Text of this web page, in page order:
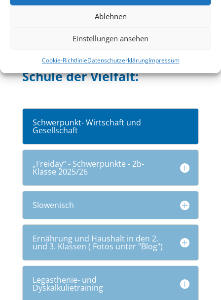
Ablehnen
Einstellungen ansehen
Cookie-RichtlinieDatenschutzerklärungImpressum
Die Mittelschule 13 ist eine
Schule der Vielfalt:
Schwerpunkt- Wirtschaft und
Gesellschaft
„Freiday“ - Schwerpunkte - 2b-
Klasse 2025/26
Slowenisch
Ernährung und Haushalt in den 2.
und 3. Klassen ( Fotos unter "Blog")
Legasthenie- und
Dyskalkulietraining